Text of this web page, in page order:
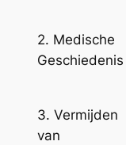
2. Medische
Geschiedenis
3. Vermijden
van